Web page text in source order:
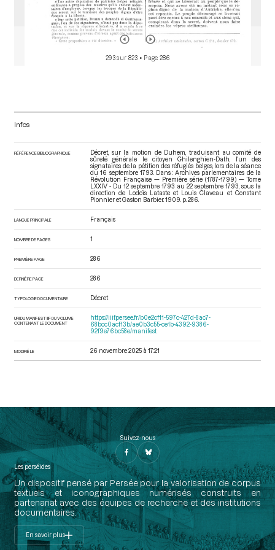
293 sur 823 • Page 286
Infos
RÉFÉRENCE BIBLIOGRAPHIQUE
Décret, sur la motion de Duhem, traduisant au comité de
sûreté générale le citoyen Ghilenghien-Dath, l'un des
signataires de la pétition des réfugiés belges, lors de la séance
du 16 septembre 1793. Dans : Archives parlementaires de la
Révolution Française — Première série (1787-1799) — Tome
LXXIV - Du 12 septembre 1793 au 22 septembre 1793 , sous la
direction de Lodoïs Lataste et Louis Claveau et Constant
Pionnier et Gaston Barbier. 1909. p. 286.
LANGUE PRINCIPALE Français
NOMBRE DE PAGES 1
PREMIÈRE PAGE 286
DERNIÈRE PAGE 286
TYPOLOGIE DOCUMENTAIRE Décret
URI DU MANIFEST IIIF DU VOLUME
CONTENANT LE DOCUMENT
https://iiif.persee.fr/b0e2cf11-597c-427d-8ac7-
68bcc0acf13b/ae0b3c55-ce1b-4392-9386-
92f9e76bc58e/manifest
MODIFIÉ LE 26 novembre 2025 à 17:21
Suivez-nous
Les perséides
Un dispositif pensé par Persée pour la valorisation de corpus
textuels et iconographiques numérisés construits en
partenariat avec des équipes de recherche et des institutions
documentaires.
En savoir plus